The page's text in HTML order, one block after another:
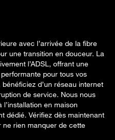
avec l’arrivée de la fibre
une transition en douceur. La
l’ADSL, offrant une
pour tous vos
d’un réseau internet
de service. Nous nous
en maison
dédié. Vérifiez dès maintenant
ne rien manquer de cette